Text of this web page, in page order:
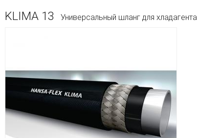
KLIMA 13 Универсальный шланг для хладагента